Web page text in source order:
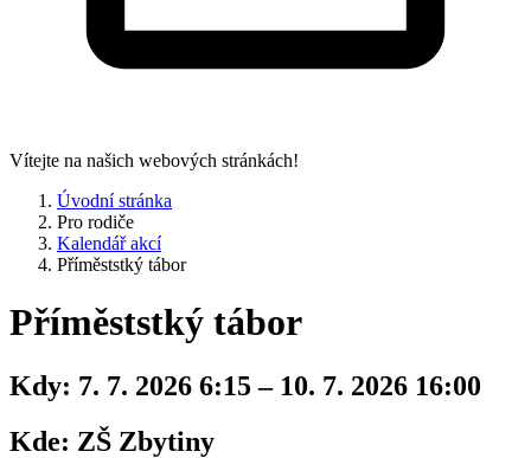
Vítejte na našich webových stránkách!
Úvodní stránka
Pro rodiče
Kalendář akcí
Příměststký tábor
Příměststký tábor
Kdy: 7. 7. 2026 6:15 – 10. 7. 2026 16:00
Kde: ZŠ Zbytiny